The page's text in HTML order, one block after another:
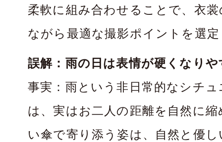
柔軟に組み合わせることで、衣
ながら最適な撮影ポイントを選
誤解：雨の日は表情が硬くなり
事実：雨という非日常的なシチ
は、実はお二人の距離を自然に
い傘で寄り添う姿は、自然と優